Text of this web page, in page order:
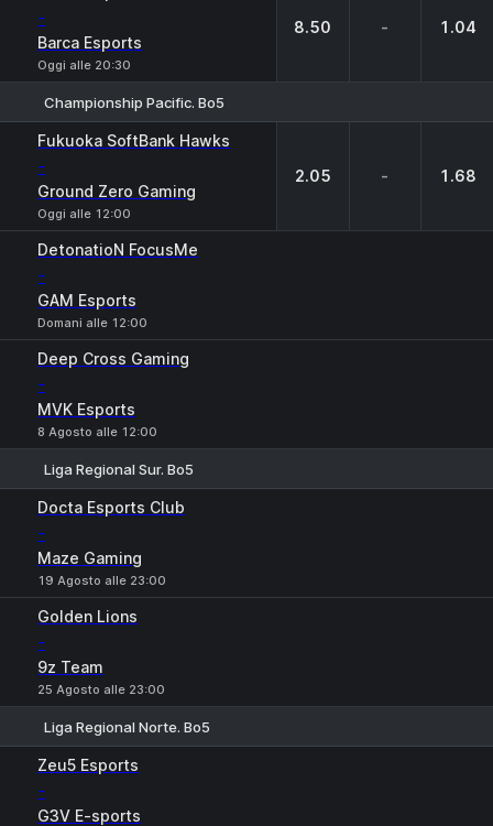
-
Barca Esports
Oggi alle 20:30
8.50 - 1.04
Championship Pacific. Bo5
Fukuoka SoftBank Hawks
-
Ground Zero Gaming
Oggi alle 12:00
2.05 - 1.68
DetonatioN FocusMe
-
GAM Esports
Domani alle 12:00
Deep Cross Gaming
-
MVK Esports
8 Agosto alle 12:00
Liga Regional Sur. Bo5
Docta Esports Club
-
Maze Gaming
19 Agosto alle 23:00
Golden Lions
-
9z Team
25 Agosto alle 23:00
Liga Regional Norte. Bo5
Zeu5 Esports
-
G3V E-sports